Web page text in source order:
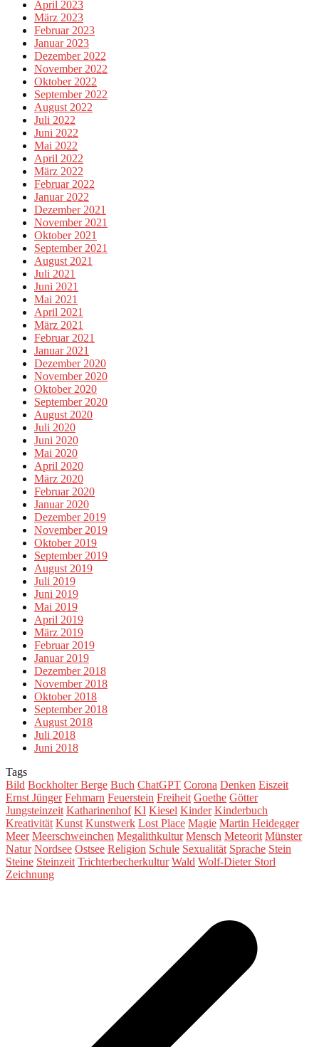
April 2023
März 2023
Februar 2023
Januar 2023
Dezember 2022
November 2022
Oktober 2022
September 2022
August 2022
Juli 2022
Juni 2022
Mai 2022
April 2022
März 2022
Februar 2022
Januar 2022
Dezember 2021
November 2021
Oktober 2021
September 2021
August 2021
Juli 2021
Juni 2021
Mai 2021
April 2021
März 2021
Februar 2021
Januar 2021
Dezember 2020
November 2020
Oktober 2020
September 2020
August 2020
Juli 2020
Juni 2020
Mai 2020
April 2020
März 2020
Februar 2020
Januar 2020
Dezember 2019
November 2019
Oktober 2019
September 2019
August 2019
Juli 2019
Juni 2019
Mai 2019
April 2019
März 2019
Februar 2019
Januar 2019
Dezember 2018
November 2018
Oktober 2018
September 2018
August 2018
Juli 2018
Juni 2018
Tags
Bild Bockholter Berge Buch ChatGPT Corona Denken Eiszeit
Ernst Jünger Fehmarn Feuerstein Freiheit Goethe Götter
Jungsteinzeit Katharinenhof KI Kiesel Kinder Kinderbuch
Kreativität Kunst Kunstwerk Lost Place Magie Martin Heidegger
Meer Meerschweinchen Megalithkultur Mensch Meteorit Münster
Natur Nordsee Ostsee Religion Schule Sexualität Sprache Stein
Steine Steinzeit Trichterbecherkultur Wald Wolf-Dieter Storl
Zeichnung